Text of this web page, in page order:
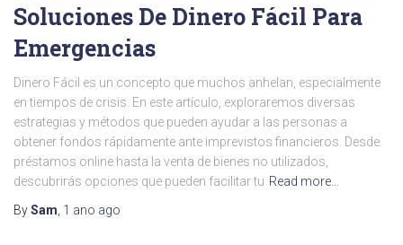
Soluciones De Dinero Fácil Para
Emergencias
Dinero Fácil es un concepto que muchos anhelan, especialmente
en tiempos de crisis. En este artículo, exploraremos diversas
estrategias y métodos que pueden ayudar a las personas a
obtener fondos rápidamente ante imprevistos financieros. Desde
préstamos online hasta la venta de bienes no utilizados,
descubrirás opciones que pueden facilitar tu Read more…
BySam 1 ano ago